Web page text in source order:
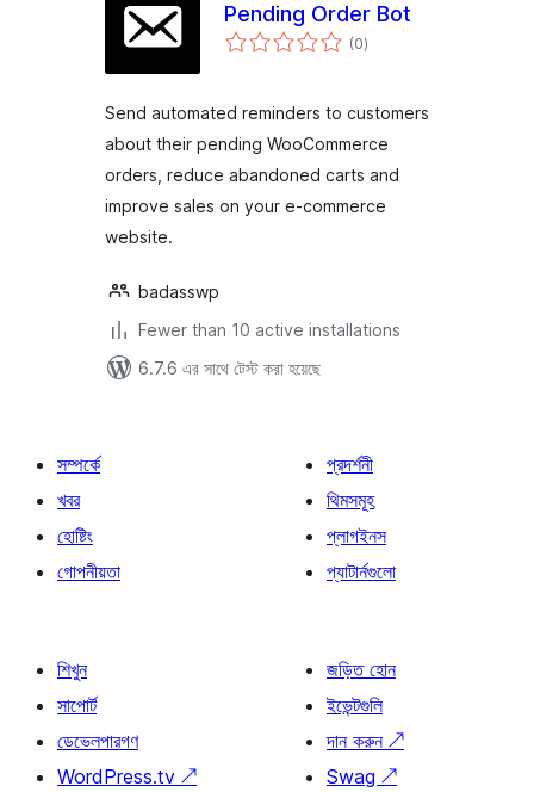
Pending Order Bot
(0total
ratings
)
Send automated reminders to customers
about their pending WooCommerce
orders, reduce abandoned carts and
improve sales on your e-commerce
website.
badasswp
Fewer than 10 active installations
6.7.6 এর সাথে টেস্ট করা হয়েছে
সম্পর্কে
খবর
হোষ্টিং
গোপনীয়তা
প্রদর্শনী
থিমসমূহ
প্লাগইনস
প্যাটার্নগুলো
শিখুন
সাপোর্ট
ডেভেলপারগণ
WordPress.tv ↗
জড়িত হোন
ইভেন্টগুলি
দান করুন ↗
Swag ↗